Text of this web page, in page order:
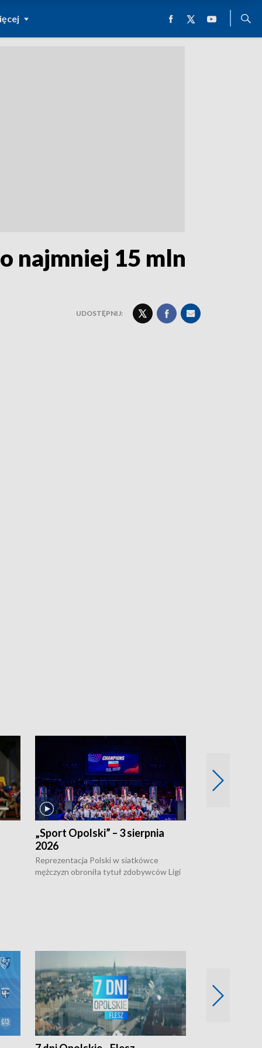
najmniej 15 mln
UDOSTĘPNIJ:
„Sport Opolski” – 3 sierpnia
2026
Reprezentacja Polski w siatkówce
mężczyzn obroniła tytuł zdobywców Ligi